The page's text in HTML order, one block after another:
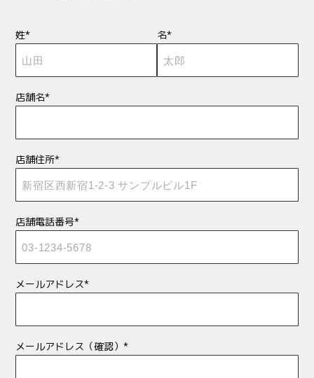
姓* 名*
店舗名*
店舗住所*
店舗電話番号*
メールアドレス*
メールアドレス（確認）*